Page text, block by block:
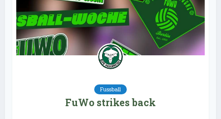
Fussball
FuWo strikes back